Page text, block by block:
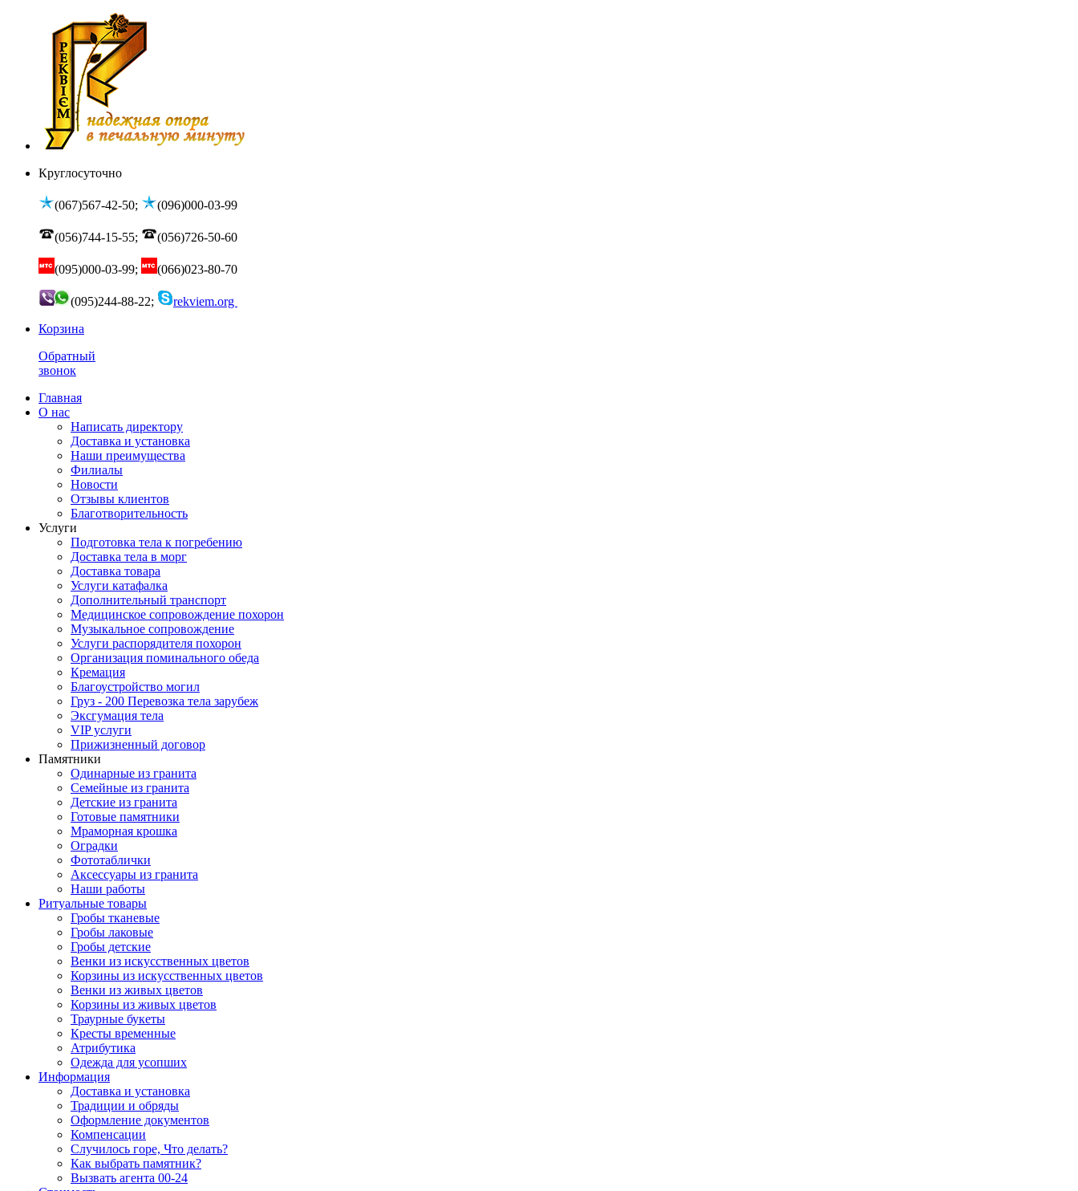
Круглосуточно
(067)567-42-50; (096)000-03-99
(056)744-15-55; (056)726-50-60
(095)000-03-99; (066)023-80-70
(095)244-88-22;
rekviem.org
Корзина
Обратный
звонок
Главная
О нас
Написать директору
Доставка и установка
Наши преимущества
Филиалы
Новости
Отзывы клиентов
Благотворительность
Услуги
Подготовка тела к погребению
Доставка тела в морг
Доставка товара
Услуги катафалка
Дополнительный транспорт
Медицинское сопровождение похорон
Музыкальное сопровождение
Услуги распорядителя похорон
Организация поминального обеда
Кремация
Благоустройство могил
Груз - 200 Перевозка тела зарубеж
Эксгумация тела
VIP услуги
Прижизненный договор
Памятники
Одинарные из гранита
Семейные из гранита
Детские из гранита
Готовые памятники
Мраморная крошка
Оградки
Фототаблички
Аксессуары из гранита
Наши работы
Ритуальные товары
Гробы тканевые
Гробы лаковые
Гробы детские
Венки из искусственных цветов
Корзины из искусственных цветов
Венки из живых цветов
Корзины из живых цветов
Траурные букеты
Кресты временные
Атрибутика
Одежда для усопших
Информация
Доставка и установка
Традиции и обряды
Оформление документов
Компенсации
Случилось горе, Что делать?
Как выбрать памятник?
Вызвать агента 00-24